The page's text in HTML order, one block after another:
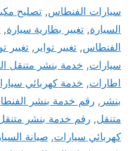
سيارات الفنطاس, تصليح
السيارة, تغيير بطارية سيارة,
الفنطاس, تغيير تواير , تغيير
سيارات, خدمة بنشر متنقل
اطارات, خدمة كهربائي
بنشر , رقم خدمة بنشر
متنقل, رقم خدمة بنشر
كهربائي سيارات, صيانة